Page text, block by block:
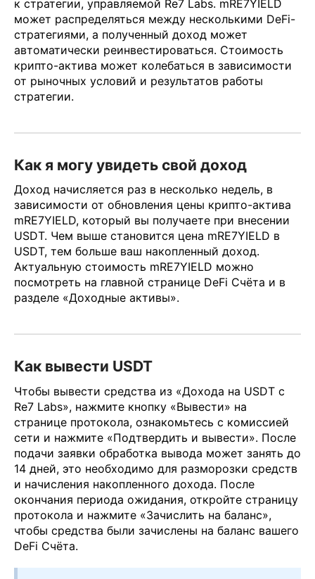
к стратегии, управляемой Re7 Labs. mRE7YIELD
может распределяться между несколькими DeFi-
стратегиями, а полученный доход может
автоматически реинвестироваться. Стоимость
крипто-актива может колебаться в зависимости
от рыночных условий и результатов работы
стратегии.
Как я могу увидеть свой доход
Доход начисляется раз в несколько недель, в
зависимости от обновления цены крипто-актива
mRE7YIELD, который вы получаете при внесении
USDT. Чем выше становится цена mRE7YIELD в
USDT, тем больше ваш накопленный доход.
Актуальную стоимость mRE7YIELD можно
посмотреть на главной странице DeFi Счёта и в
разделе «Доходные активы».
Как вывести USDT
Чтобы вывести средства из «Дохода на USDT с
Re7 Labs», нажмите кнопку «Вывести» на
странице протокола, ознакомьтесь с комиссией
сети и нажмите «Подтвердить и вывести». После
подачи заявки обработка вывода может занять до
14 дней, это необходимо для разморозки средств
и начисления накопленного дохода. После
окончания периода ожидания, откройте страницу
протокола и нажмите «Зачислить на баланс»,
чтобы средства были зачислены на баланс вашего
DeFi Счёта.